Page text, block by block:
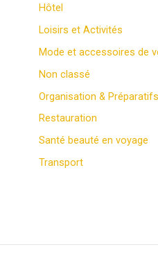
Hôtel
Loisirs et Activités
Mode et accessoires de
Non classé
Organisation & Préparatifs
Restauration
Santé beauté en voyage
Transport